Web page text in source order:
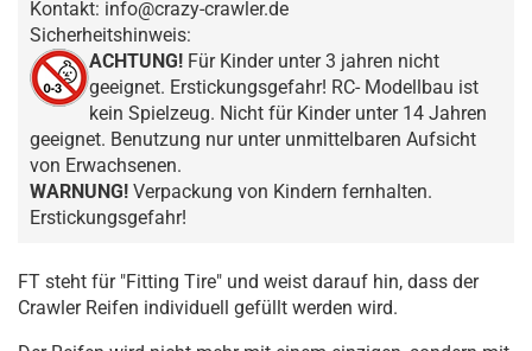
Kontakt: info@crazy-crawler.de
Sicherheitshinweis:
ACHTUNG! Für Kinder unter 3 jahren nicht
geeignet. Erstickungsgefahr! RC- Modellbau ist
kein Spielzeug. Nicht für Kinder unter 14 Jahren
geeignet. Benutzung nur unter unmittelbaren Aufsicht
von Erwachsenen.
WARNUNG! Verpackung von Kindern fernhalten.
Erstickungsgefahr!
FT steht für "Fitting Tire" und weist darauf hin, dass der
Crawler Reifen individuell gefüllt werden wird.